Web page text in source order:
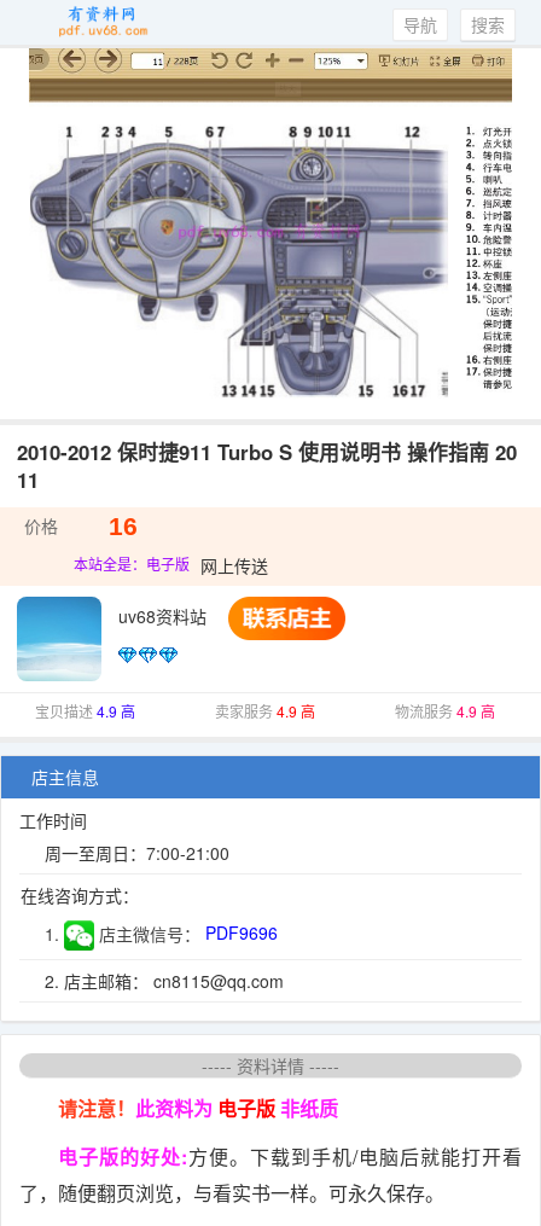
搜索
导航
2010-2012 保时捷911 Turbo S 使用说明书 操作指南 20
11
价格 16
本站全是：电子版 网上传送
uv68资料站
宝贝描述 4.9 高 卖家服务4.9 高 物流服务4.9 高
店主信息
工作时间
周一至周日：7:00-21:00
在线咨询方式：
1.
店主微信号：
PDF9696
2. 店主邮箱： cn8115@qq.com
----- 资料详情 -----
请注意！ 此资料为 电子版非纸质
电子版的好处:方便。下载到手机/电脑后就能打开看
了，随便翻页浏览，与看实书一样。可永久保存。